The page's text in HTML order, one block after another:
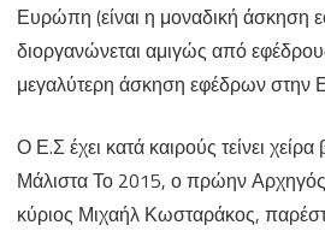
Ευρώπη (είναι η μοναδική άσκηση
διοργανώνεται αμιγώς από
μεγαλύτερη άσκηση εφέδρων στην
Ο Ε.Σ έχει κατά καιρούς τείνει
Μάλιστα Το 2015, ο πρώην
κύριος Μιχαήλ Κωσταράκος,